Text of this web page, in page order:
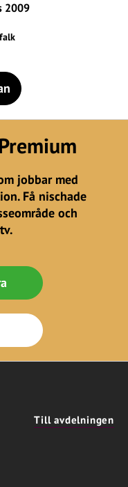
2009
jobbar med
Få nischade
och
Till avdelningen